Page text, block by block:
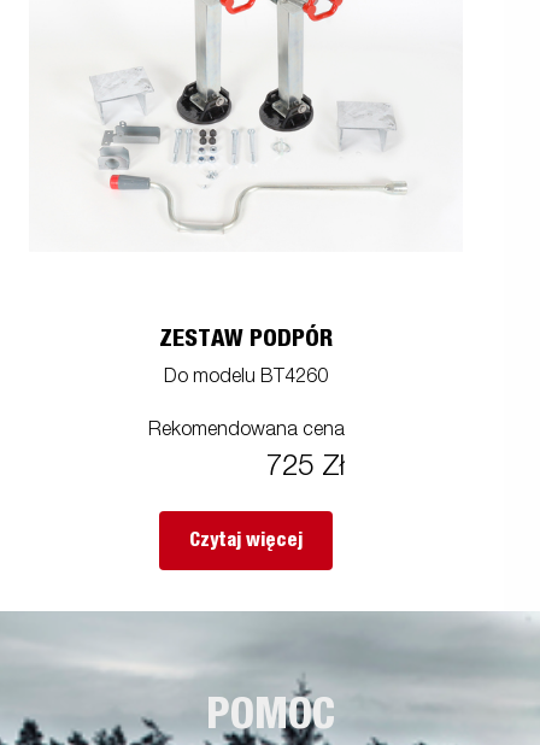
ZESTAW PODPÓR
Do modelu BT4260
Rekomendowana cena
725 Zł
Czytaj więcej
POMOC